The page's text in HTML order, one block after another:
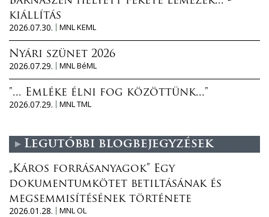
kiállítás
2026.07.30.
MNL KEML
Nyári szünet 2026
2026.07.29.
MNL BéML
"... Emléke élni fog közöttünk..."
2026.07.29.
MNL TML
Legutóbbi blogbejegyzések
„Káros forrásanyagok” Egy
dokumentumkötet betiltásának és
megsemmisítésének története
2026.01.28.
MNL OL